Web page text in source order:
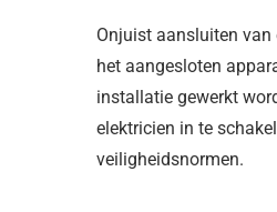
Onjuist aansluiten van
het aangesloten
installatie gewerkt
elektricien in te
veiligheidsnormen.